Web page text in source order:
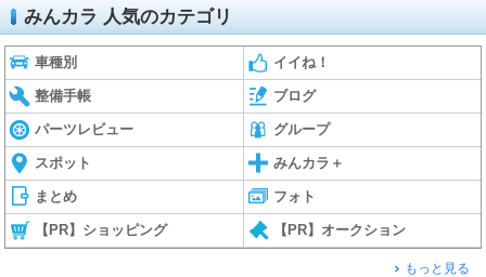
みんカラ 人気のカテゴリ
車種別 イイね！
整備手帳 ブログ
パーツレビュー グループ
スポット みんカラ＋
まとめ フォト
【PR】ショッピング 【PR】オークション
もっと見る